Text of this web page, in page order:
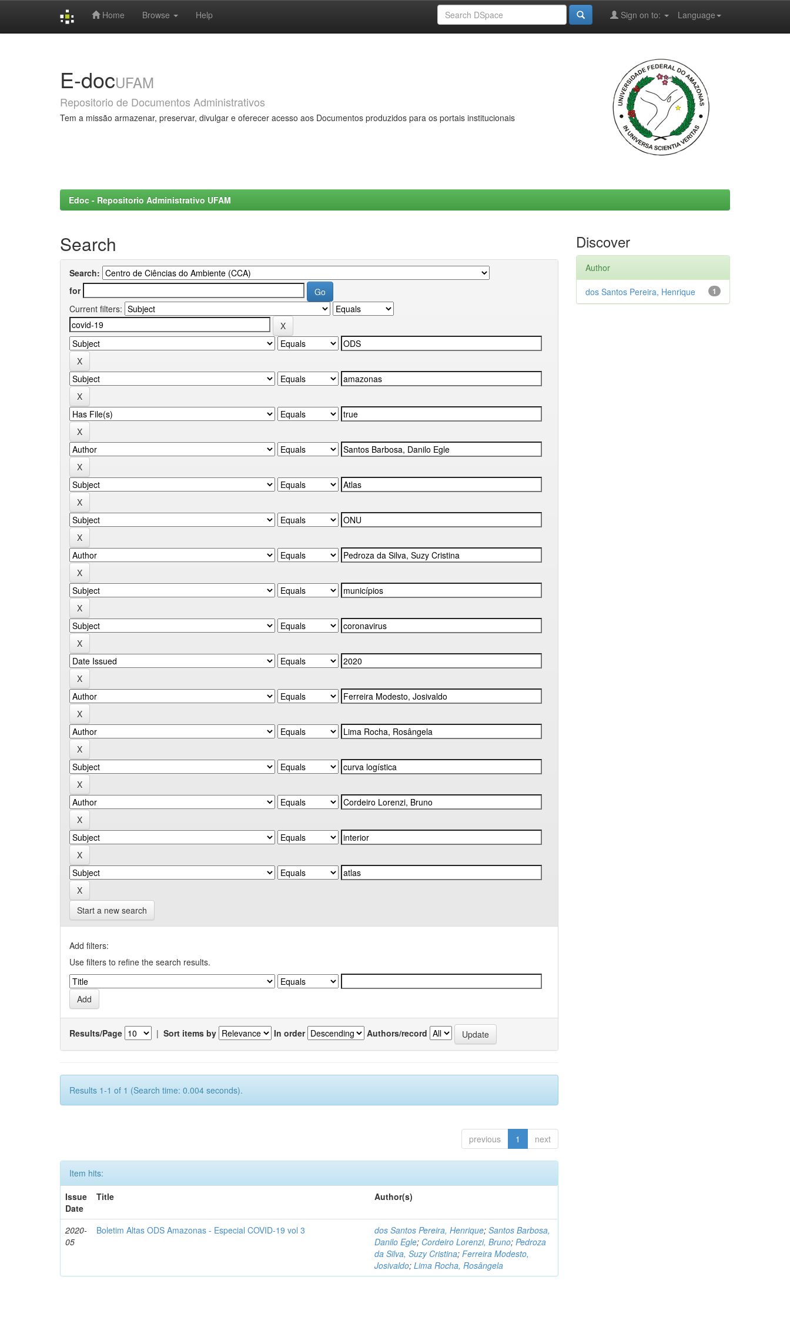
Home Browse Help Language
Sign on to:
E-docUFAM
Repositorio de Documentos Administrativos
Tem a missão armazenar, preservar, divulgar e oferecer acesso aos Documentos produzidos para os portais institucionais
Edoc - Repositorio Administrativo UFAM
Search
Search:
for
Current filters:
Start a new search
Add filters:
Use filters to refine the search results.
Results/Page | Sort items by In order Authors/record
Results 1-1 of 1 (Search time: 0.004 seconds).
previous 1 next
Item hits:
Issue
Date
Title Author(s)
2020-
05
Boletim Altas ODS Amazonas - Especial COVID-19 vol 3 dos Santos Pereira, Henrique;Santos Barbosa,
Danilo Egle; Cordeiro Lorenzi, Bruno;Pedroza
da Silva, Suzy Cristina;Ferreira Modesto,
Josivaldo;Lima Rocha, Rosângela
Discover
Author
1
dos Santos Pereira, Henrique